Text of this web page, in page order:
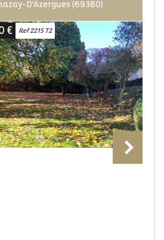
D'Azergues (69380)
€ Ref 2215 T2